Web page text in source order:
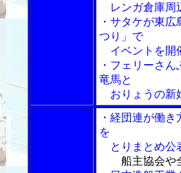
レンガ倉庫周
・サタケが東
つり」で
イベントを開
・フェリーさ
竜馬と
おりょうの新
・経団連が働
を
とりまとめ公
船主協会や